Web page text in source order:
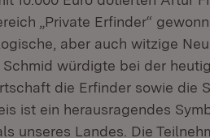
„Private Erfinder“
aber auch witzige
würdigte bei der
die Erfinder sowie die
ist ein herausragendes
unseres Landes. Die